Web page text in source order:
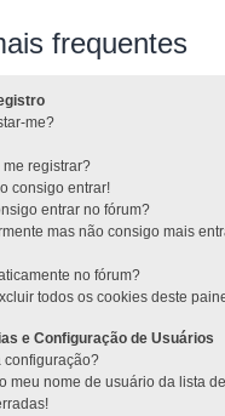
frequentes
me?
registrar?
consigo entrar!
entrar no fórum?
mas não consigo mais
no fórum?
todos os cookies deste
e Configuração de Usuários
configuração?
meu nome de usuário da lista